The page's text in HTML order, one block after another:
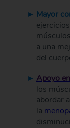
Mayor
a una
del
Apoyo
los
abordar
la